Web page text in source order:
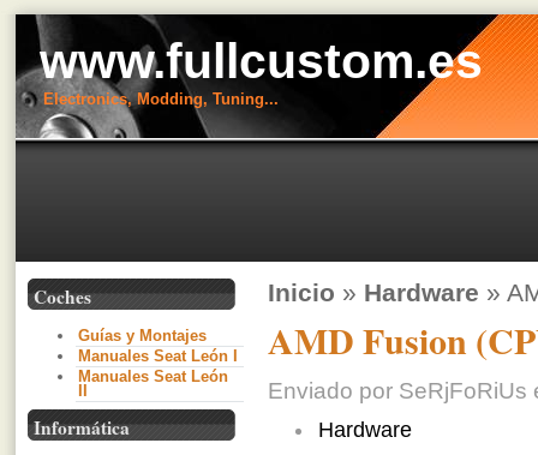
www.fullcustom.es
Electronics, Modding, Tuning...
Coches
Guías y Montajes
Manuales Seat León I
Manuales Seat León
Informática
Inicio » Hardware »
AMD Fusion
Enviado por SeRjFoRiUs
Hardware